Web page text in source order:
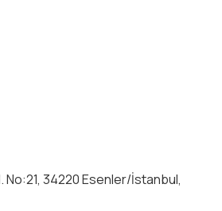
No:21, 34220 Esenler/İstanbul,